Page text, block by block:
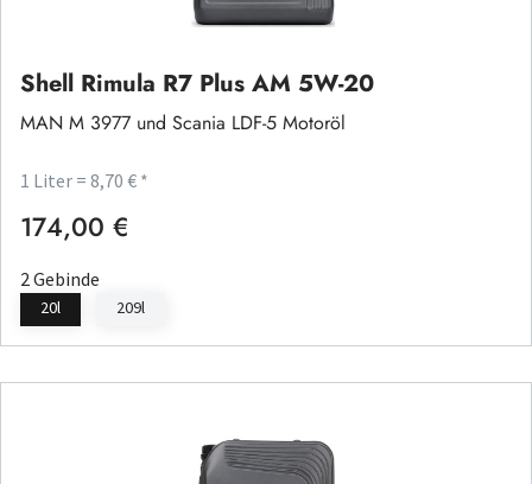
Shell Rimula R7 Plus AM 5W-20
MAN M 3977 und Scania LDF-5 Motoröl
1 Liter = 8,70 € *
Regulärer Preis:
174,00 €
2 Gebinde
20l 209l